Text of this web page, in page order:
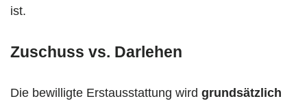
ist.
Zuschuss vs. Darlehen
Die bewilligte Erstausstattung wird grundsätzlich